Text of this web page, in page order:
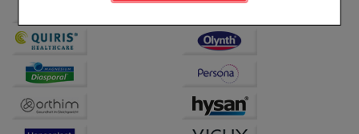
Einkaufserlebnis noch ansprechender zu gestalten,
beispielsweise für die Wiedererkennung des
Besuchers oder unsere Seite an bevorzugte
Verhaltensweisen (z.B. Spracheinstellung)
anzupassen. Komfort-Cookies ermöglichen es uns
auch auf Ihre Bedürfnisse zugeschrittene Inhalte
anzuzeigen und unser Partnerprogramm zu
betreiben.